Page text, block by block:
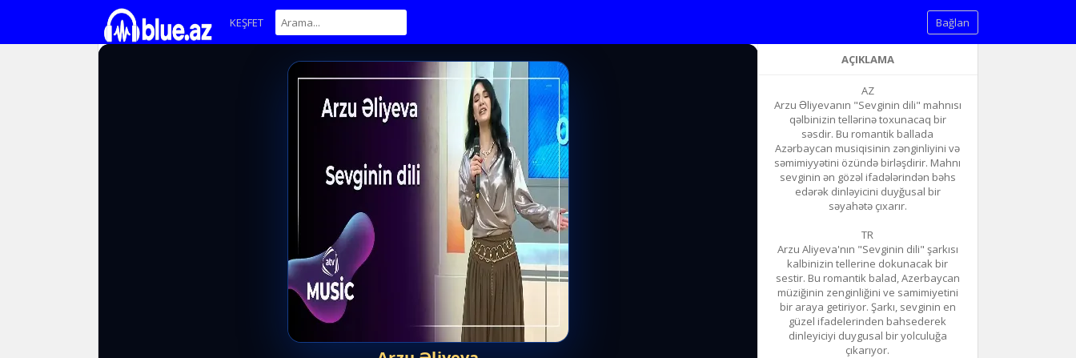
KEŞFET Bağlan
AÇIKLAMA
AZ
Arzu Əliyevanın "Sevginin dili" mahnısı
qəlbinizin tellərinə toxunacaq bir
səsdir. Bu romantik ballada
Azərbaycan musiqisinin zənginliyini və
səmimiyyətini özündə birləşdirir. Mahnı
sevginin ən gözəl ifadələrindən bəhs
edərək dinləyicini duyğusal bir
səyahətə çıxarır.
TR
Arzu Aliyeva'nın "Sevginin dili" şarkısı
kalbinizin tellerine dokunacak bir
sestir. Bu romantik balad, Azerbaycan
müziğinin zenginliğini ve samimiyetini
bir araya getiriyor. Şarkı, sevginin en
güzel ifadelerinden bahsederek
dinleyiciyi duygusal bir yolculuğa
çıkarıyor.